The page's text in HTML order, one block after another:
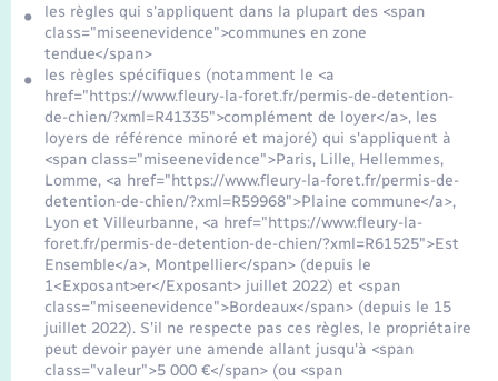
les règles qui s'appliquent dans la plupart des <span
class="miseenevidence">communes en zone
tendue</span>
les règles spécifiques (notamment le <a
href="https://www.fleury-la-foret.fr/permis-de-detention-
de-chien/?xml=R41335">complément de loyer</a>, les
loyers de référence minoré et majoré) qui s'appliquent à
<span class="miseenevidence">Paris, Lille, Hellemmes,
Lomme, <a href="https://www.fleury-la-foret.fr/permis-de-
detention-de-chien/?xml=R59968">Plaine commune</a>,
Lyon et Villeurbanne, <a href="https://www.fleury-la-
foret.fr/permis-de-detention-de-chien/?xml=R61525">Est
Ensemble</a>, Montpellier</span> (depuis le
1<Exposant>er</Exposant> juillet 2022) et <span
class="miseenevidence">Bordeaux</span> (depuis le 15
juillet 2022). S'il ne respecte pas ces règles, le propriétaire
peut devoir payer une amende allant jusqu'à <span
class="valeur">5 000 €</span> (ou <span